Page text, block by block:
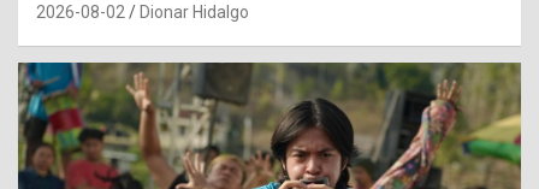
2026-08-02 Dionar Hidalgo